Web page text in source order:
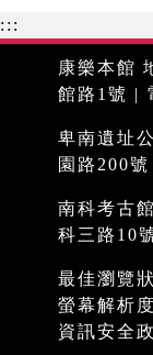
:::
康樂本館
館路1號 |
卑南遺址
園路200
南科考古
科三路10
最佳瀏覽
螢幕解析
資訊安全